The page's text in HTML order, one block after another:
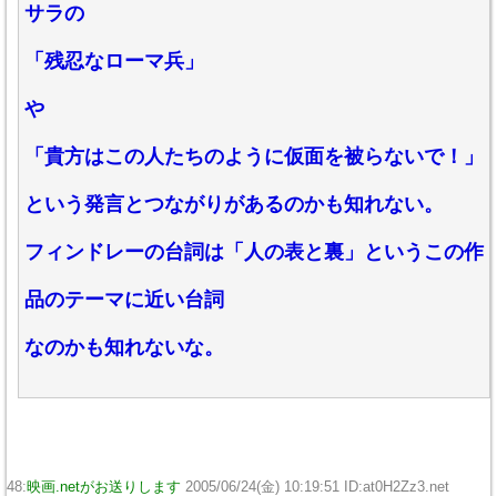
サラの
「残忍なローマ兵」
や
「貴方はこの人たちのように仮面を被らないで！」
という発言とつながりがあるのかも知れない。
フィンドレーの台詞は「人の表と裏」というこの作
品のテーマに近い台詞
なのかも知れないな。
48:映画.netがお送りします 2005/06/24(金) 10:19:51 ID:at0H2Zz3.net